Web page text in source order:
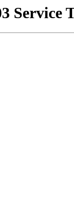
Service